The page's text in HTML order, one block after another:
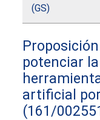
(GS)
potenciar
artificial
(161/